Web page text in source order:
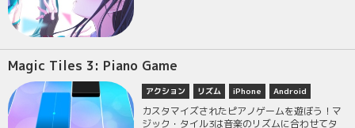
Magic Tiles 3: Piano Game
アクション リズム iPhone Android
カスタマイズされたピアノゲームを遊ぼう！マ
ジック・タイル3は音楽のリズムに合わせてタ